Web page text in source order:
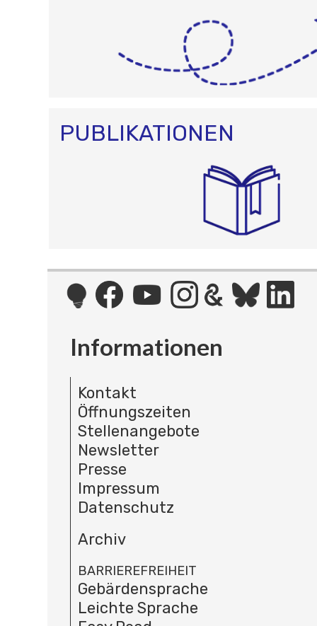
PUBLIKATIONEN
Informationen
Kontakt
Öffnungszeiten
Stellenangebote
Newsletter
Presse
Impressum
Datenschutz
Archiv
BARRIEREFREIHEIT
Gebärdensprache
Leichte Sprache